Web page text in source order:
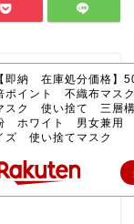
【即納 在庫処分価格
ポイント 不織布マ
スク 使い捨て 三層
ホワイト 男女兼用
ズ 使い捨てマスク